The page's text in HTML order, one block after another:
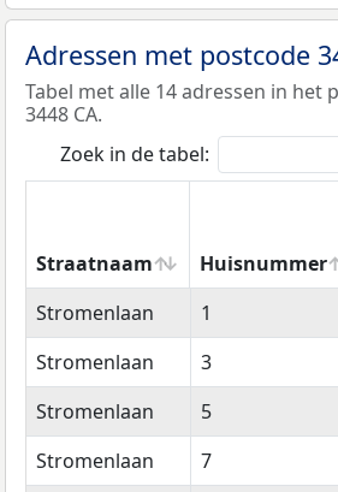
Adressen met postcode
Tabel met alle 14 adressen in het
3448 CA.
Zoek in de tabel:
Straatnaam Huisnummer
Straatnaam
Huisnummer
Stromenlaan 1
Stromenlaan
3
Stromenlaan
5
Stromenlaan
7